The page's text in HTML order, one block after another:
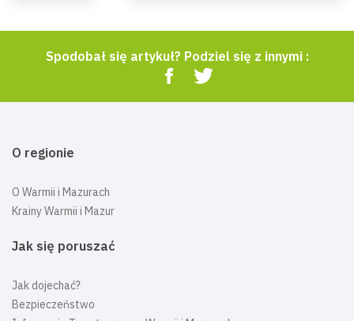
Spodobał się artykuł? Podziel się z innymi :
O regionie
O Warmii i Mazurach
Krainy Warmii i Mazur
Jak się poruszać
Jak dojechać?
Bezpieczeństwo